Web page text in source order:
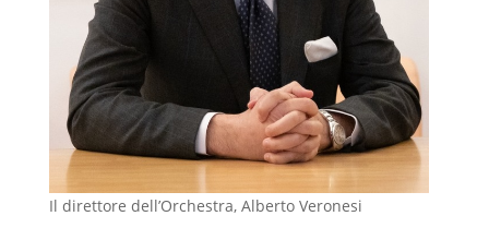
Il direttore dell’Orchestra, Alberto Veronesi